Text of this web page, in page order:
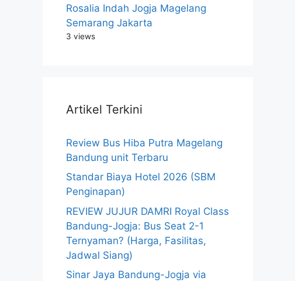
Rosalia Indah Jogja Magelang
Semarang Jakarta
3 views
Artikel Terkini
Review Bus Hiba Putra Magelang
Bandung unit Terbaru
Standar Biaya Hotel 2026 (SBM
Penginapan)
REVIEW JUJUR DAMRI Royal Class
Bandung-Jogja: Bus Seat 2-1
Ternyaman? (Harga, Fasilitas,
Jadwal Siang)
Sinar Jaya Bandung-Jogja via